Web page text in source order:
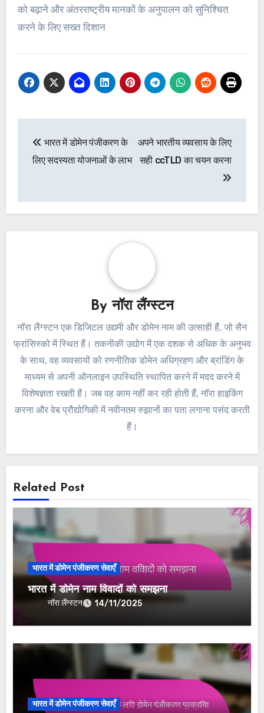
को बढ़ाने और अंतरराष्ट्रीय मानकों के अनुपालन को सुनिश्चित
करने के लिए सख्त दिशान
navigation
भारत में डोमेन पंजीकरण के
लिए सदस्यता योजनाओं के लाभ
अपने भारतीय व्यवसाय के लिए
सही ccTLD का चयन करना
Byनॉरा लैंग्स्टन
नॉरा लैंग्स्टन एक डिजिटल उद्यमी और डोमेन नाम की उत्साही हैं, जो सैन
फ्रांसिस्को में स्थित हैं। तकनीकी उद्योग में एक दशक से अधिक के अनुभव
के साथ, वह व्यवसायों को रणनीतिक डोमेन अधिग्रहण और ब्रांडिंग के
माध्यम से अपनी ऑनलाइन उपस्थिति स्थापित करने में मदद करने में
विशेषज्ञता रखती हैं। जब वह काम नहीं कर रही होती हैं, नॉरा हाइकिंग
करना और वेब प्रौद्योगिकी में नवीनतम रुझानों का पता लगाना पसंद करती
हैं।
Related Post
भारत में डोमेन पंजीकरण सेवाएँ
भारत में डोमेन नाम विवादों को समझना
नॉरा लैंग्स्टन 14/11/2025
भारत में डोमेन पंजीकरण सेवाएँ